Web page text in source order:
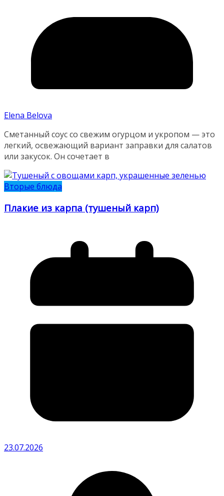
Elena Belova
Сметанный соус со свежим огурцом и укропом — это
легкий, освежающий вариант заправки для салатов
или закусок. Он сочетает в
Вторые блюда
Плакие из карпа (тушеный карп)
23.07.2026